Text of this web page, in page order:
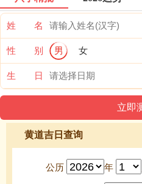
姓 名
性 别 男 女
生 日
黄道吉日查询
公历 年